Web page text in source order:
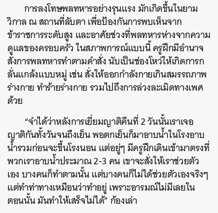
การลงโทษพลทหารอย่างรุนแรง มักเกิดขึ้นในยาม
วิกาล ณ สถานที่ลับตา เพื่อป้องกันการพบเห็นจาก
ข้าราชการระดับสูง และอาศัยช่วงที่พลทหารห่างจากความ
ดูแลของครอบครัว ในสภาพการณ์แบบนี้ ครูฝึกมีอำนาจ
สั่งการพลทหารทำตามคำสั่ง นับเป็นช่องโหว่ให้เกิดการก
ลั่นแกล้งแบบหมู่ เช่น สั่งให้ออกกำลังกายเกินสมรรถภาพ
ร่างกาย ทำร้ายร่างกาย รวมไปถึงการล่วงละเมิดทางเพศ
ด้วย
“จำได้ว่าหลังการเยี่ยมญาติคืนที่ 2 วันนั้นเราเจอ
ญาติกันทั้งวันจนถึงเย็น พอตกเย็นก็มาอาบน้ำในโรงอาบ
น้ำรวมก่อนจะขึ้นโรงนอน แต่อยู่ๆ มีครูฝึกเดินเข้ามาตรงที่
พวกเราอาบน้ำประมาณ 2-3 คน เขาจะสั่งให้เราช่วยตัว
เอง บางคนก็ทำตามนั้น แต่บางคนก็ไม่ได้ช่วยตัวเองจริงๆ
แต่ทำท่าทางเหมือนว่าทำอยู่ เพราะอารมณ์ไม่มีเลยใน
ตอนนั้น มันทำให้เสร็จไม่ได้” ก้องเล่า